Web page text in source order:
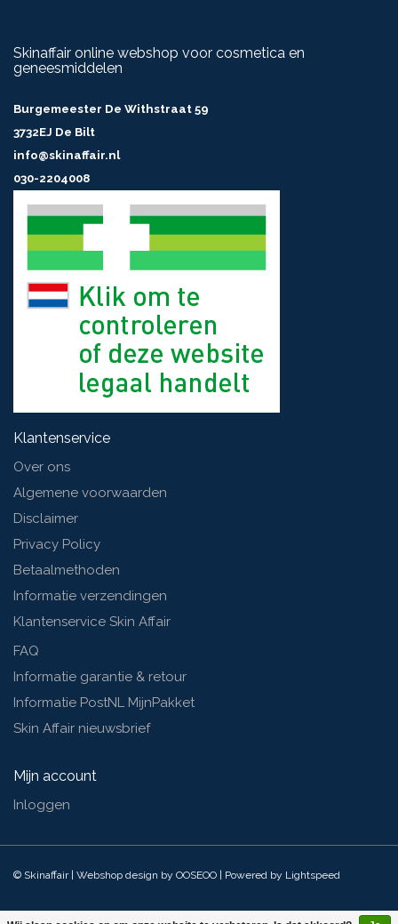
Skinaffair online webshop voor cosmetica en
geneesmiddelen
Burgemeester De Withstraat 59
3732EJ De Bilt
info@skinaffair.nl
030-2204008
Klantenservice
Over ons
Algemene voorwaarden
Disclaimer
Privacy Policy
Betaalmethoden
Informatie verzendingen
Klantenservice Skin Affair
FAQ
Informatie garantie & retour
Informatie PostNL MijnPakket
Skin Affair nieuwsbrief
Mijn account
Inloggen
© Skinaffair | Webshop design by OOSEOO | Powered by Lightspeed